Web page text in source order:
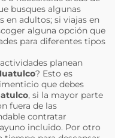
busques algunas
en adultos; si viajas en
alguna opción que
para diferentes tipos
planean
? Esto es
que debes
, si la mayor parte
fuera de las
contratar
incluido. Por otro